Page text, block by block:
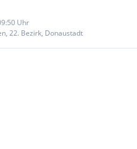
Uhr
22. Bezirk, Donaustadt